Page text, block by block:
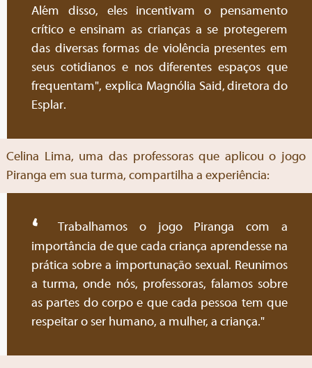
Além disso, eles incentivam o pensamento
crítico e ensinam as crianças a se protegerem
das diversas formas de violência presentes em
seus cotidianos e nos diferentes espaços que
frequentam", explica Magnólia Said, diretora do
Esplar.
Celina Lima, uma das professoras que aplicou o jogo
Piranga em sua turma, compartilha a experiência:
Trabalhamos o jogo Piranga com a
importância de que cada criança aprendesse na
prática sobre a importunação sexual. Reunimos
a turma, onde nós, professoras, falamos sobre
as partes do corpo e que cada pessoa tem que
respeitar o ser humano, a mulher, a criança."